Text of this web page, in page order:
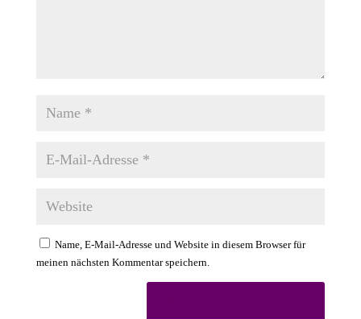
Name, E-Mail-Adresse und Website in diesem Browser für
meinen nächsten Kommentar speichern.